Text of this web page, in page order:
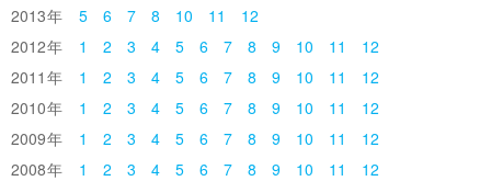
2013
5 6 7 8 10 11
12
2012
1 2 3 4 5 6 7 8 9 10 11
12
2011
1 2 3 4 5 6 7 8 9 10 11
12
2010
1 2 3 4 5 6 7 8 9 10 11
12
2009
1 2 3 4 5 6 7 8 9 10 11
12
2008
1 2 3 4 5 6 7 8 9 10 11
12